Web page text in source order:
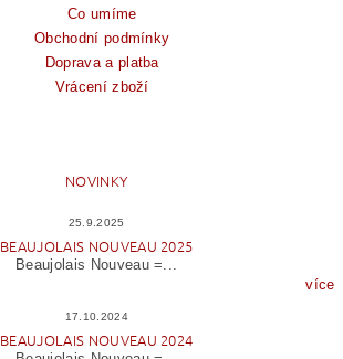
Co umíme
Obchodní podmínky
Doprava a platba
Vrácení zboží
NOVINKY
25.9.2025
BEAUJOLAIS NOUVEAU 2025
Beaujolais Nouveau =...
více
17.10.2024
BEAUJOLAIS NOUVEAU 2024